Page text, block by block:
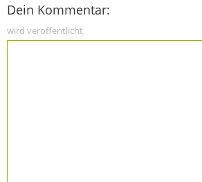
Dein Kommentar:
wird veröffentlicht